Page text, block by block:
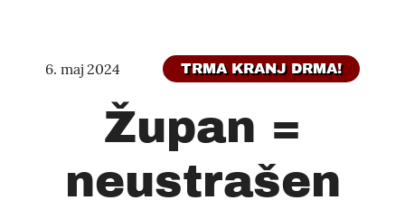
6. maj 2024 TRMA KRANJ DRMA!
Župan =
neustrašen